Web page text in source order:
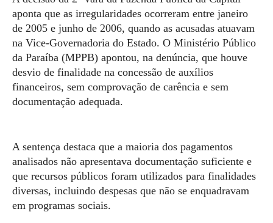
aponta que as irregularidades ocorreram entre janeiro
de 2005 e junho de 2006, quando as acusadas atuavam
na Vice-Governadoria do Estado. O Ministério Público
da Paraíba (MPPB) apontou, na denúncia, que houve
desvio de finalidade na concessão de auxílios
financeiros, sem comprovação de carência e sem
documentação adequada.
A sentença destaca que a maioria dos pagamentos
analisados não apresentava documentação suficiente e
que recursos públicos foram utilizados para finalidades
diversas, incluindo despesas que não se enquadravam
em programas sociais.